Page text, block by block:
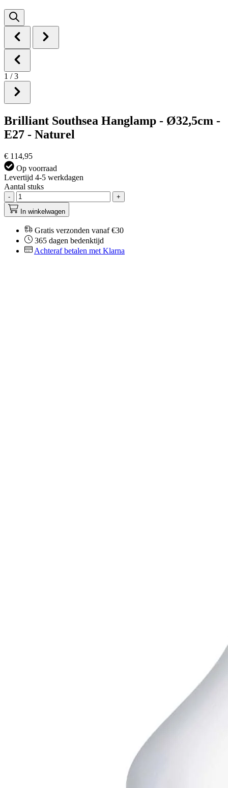
1 / 3
Brilliant Southsea Hanglamp - Ø32,5cm -
E27 - Naturel
€ 114,95
Op voorraad
Levertijd 4-5 werkdagen
Aantal stuks
-
+
In winkelwagen
Gratis verzonden vanaf €30
365 dagen bedenktijd
Achteraf betalen met Klarna